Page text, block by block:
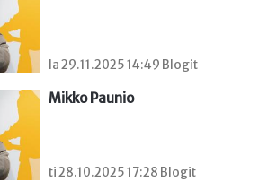
la 29.11.2025 14:49 Blogit
Mikko Paunio
ti 28.10.2025 17:28 Blogit